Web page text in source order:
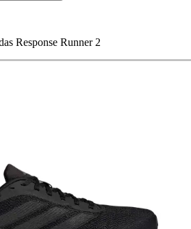
Response Runner 2